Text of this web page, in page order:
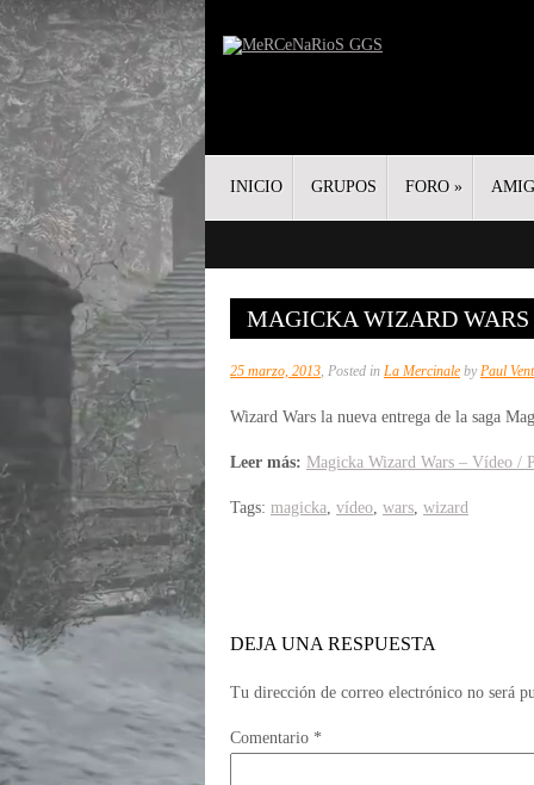
INICIO GRUPOS FORO »
MAGICKA WIZARD WARS
25 marzo, 2013, Posted in La Mercinale byPaul
Wizard Wars la nueva entrega de la saga
Leer más: Magicka Wizard Wars – Vídeo /
Tags: magicka, vídeo, wars, wizard
DEJA UNA RESPUESTA
Tu dirección de correo electrónico no será
Comentario *